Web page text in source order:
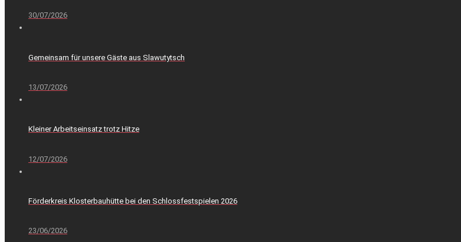
30/07/2026
Gemeinsam für unsere Gäste aus Slawutytsch
13/07/2026
Kleiner Arbeitseinsatz trotz Hitze
12/07/2026
Förderkreis Klosterbauhütte bei den Schlossfestspielen 2026
23/06/2026